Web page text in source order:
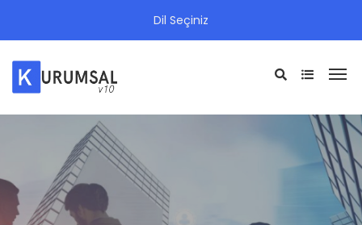
Dil Seçiniz